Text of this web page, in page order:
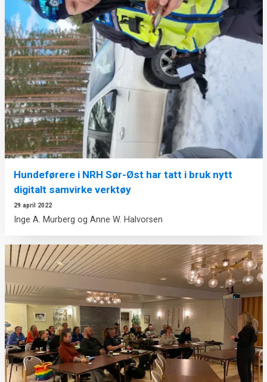
Hundeførere i NRH Sør-Øst har tatt i bruk nytt
digitalt samvirke verktøy
29 april 2022
Inge A. Murberg og Anne W. Halvorsen